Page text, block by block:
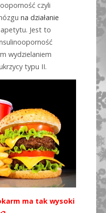
czyli
na działanie
Jest to
wydzielaniem
typu II.
ma tak wysoki